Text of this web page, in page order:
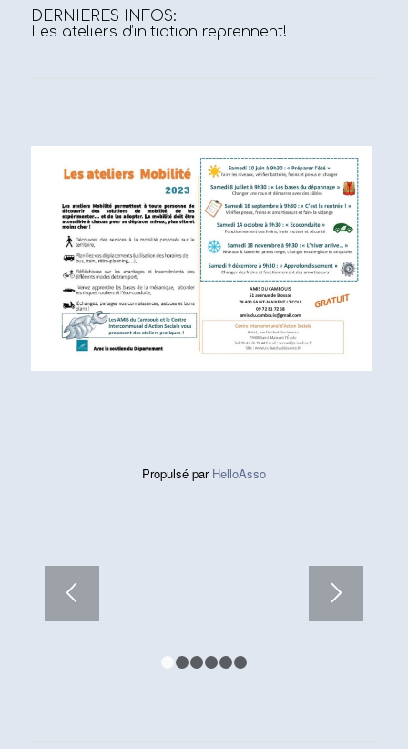
DERNIERES INFOS:
Les ateliers d’initiation reprennent!
Propulsé par HelloAsso